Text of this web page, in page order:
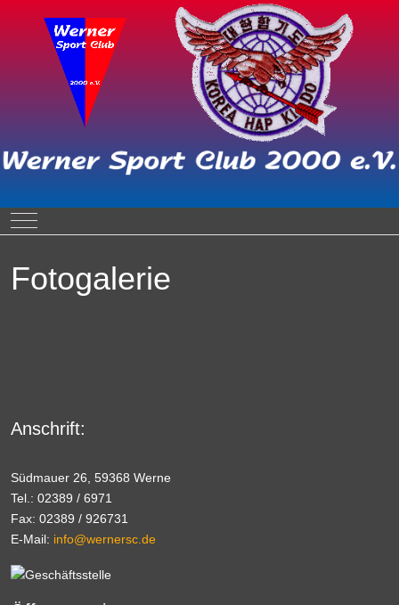
Mobile Menu Toggle
Fotogalerie
Anschrift:
Südmauer 26, 59368 Werne
Tel.: 02389 / 6971
Fax: 02389 / 926731
E-Mail: info@wernersc.de